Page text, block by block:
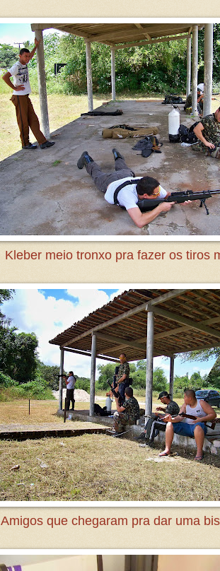
Kleber meio tronxo pra fazer os tiros
Amigos que chegaram pra dar uma